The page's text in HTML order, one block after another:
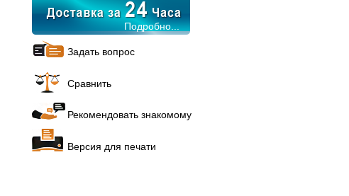
Подробно...
Задать вопрос
Сравнить
Рекомендовать знакомому
Версия для печати
53.82 руб.
ВЕЛОЗВОНОК (D-35)